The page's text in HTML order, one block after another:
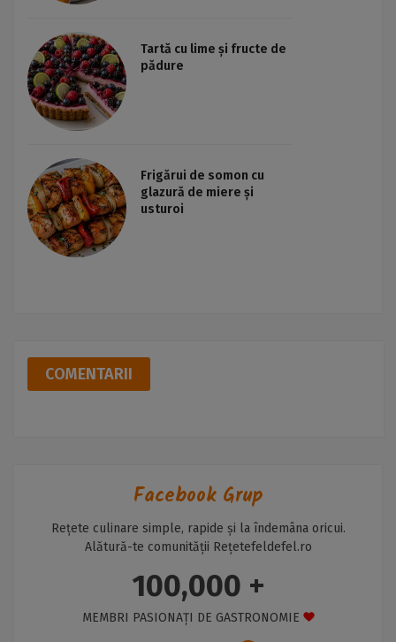
Tartă cu lime și fructe de
pădure
Frigărui de somon cu
glazură de miere și
usturoi
COMENTARII
Facebook Grup
Rețete culinare simple, rapide și la îndemâna oricui.
Alătură-te comunității Rețetefeldefel.ro
100,000 +
MEMBRI PASIONAȚI DE GASTRONOMIE